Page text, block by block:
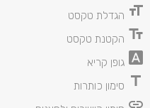
format_size הגדלת טקסט
text_fields הקטנת טקסט
font_download גופן קריא
title סימון כותרות